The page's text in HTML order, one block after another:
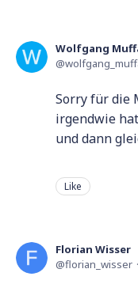
Wolfgang
Sorry für die
irgendwie
und dann
Like
Florian Wisser
florian_wisser